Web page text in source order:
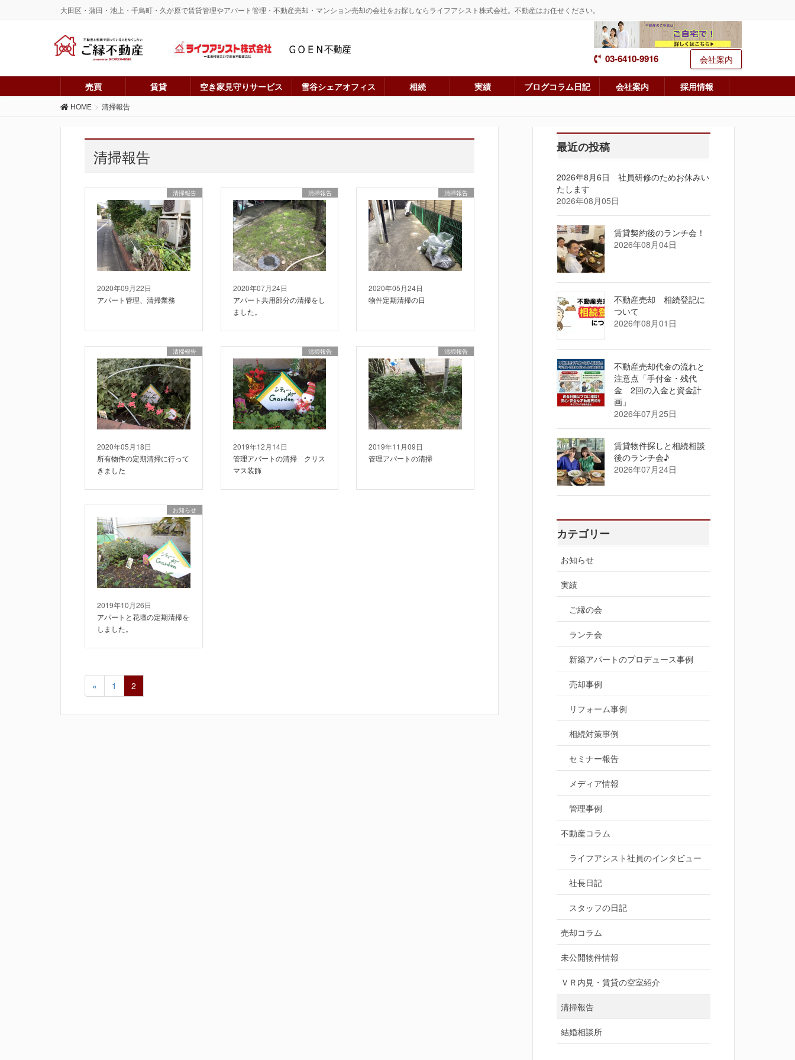
大田区・蒲田・池上・千鳥町・久が原で賃貸管理やアパート管理・不動産売却・マンション売却の会社をお探しならライフアシスト株式会社。不動産はお任せください。
03-6410-9916 会社案内
売買 賃貸 空き家見守りサービス 雪谷シェアオフィス 相続 実績 ブログコラム日記 会社案内 採用情報
HOME 清掃報告
清掃報告
2020年09月22日
清掃報告
アパート管理、清掃業務
2020年07月24日
清掃報告
アパート共用部分の清掃をし
ました。
2020年05月24日
清掃報告
物件定期清掃の日
2020年05月18日
清掃報告
所有物件の定期清掃に行って
きました
2019年12月14日
清掃報告
管理アパートの清掃 クリス
マス装飾
2019年11月09日
清掃報告
管理アパートの清掃
2019年10月26日
お知らせ
アパートと花壇の定期清掃を
しました。
« 1 2
最近の投稿
2026年8月6日 社員研修のためお休みい
たします
2026年08月05日
賃貸契約後のランチ会！
2026年08月04日
不動産売却 相続登記に
ついて
2026年08月01日
不動産売却代金の流れと
注意点「手付金・残代
金 2回の入金と資金計
画」
2026年07月25日
賃貸物件探しと相続相談
後のランチ会♪
2026年07月24日
カテゴリー
お知らせ
実績
ご縁の会
ランチ会
新築アパートのプロデュース事例
売却事例
リフォーム事例
相続対策事例
セミナー報告
メディア情報
管理事例
不動産コラム
ライフアシスト社員のインタビュー
社長日記
スタッフの日記
売却コラム
未公開物件情報
ＶＲ内見・賃貸の空室紹介
清掃報告
結婚相談所